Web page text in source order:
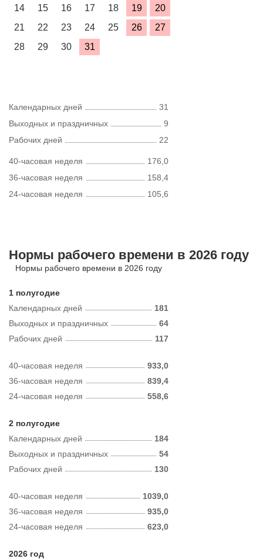
14
15 16 17 18 19
20
21
22 23 24 25 26
27
28
29 30 31
Календарных дней
31
Выходных и праздничных
9
Рабочих дней
22
40-часовая неделя
176,0
36-часовая неделя
158,4
24-часовая неделя
105,6
Нормы рабочего времени в 2026 году
Нормы рабочего времени в 2026 году
1 полугодие
Календарных дней
181
Рабочих дней 117
Выходных и праздничных 64
40-часовая неделя
933,0
36-часовая неделя
839,4
24-часовая неделя
558,6
2 полугодие
Календарных дней
184
Рабочих дней 130
Выходных и праздничных 54
40-часовая неделя
1039,0
36-часовая неделя
935,0
24-часовая неделя
623,0
2026 год